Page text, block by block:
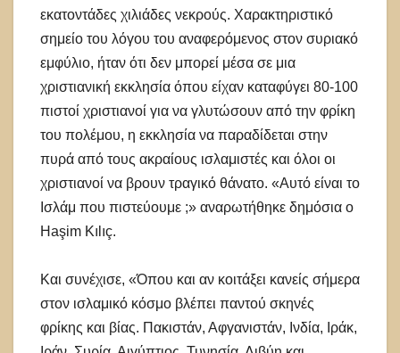
εκατοντάδες χιλιάδες νεκρούς. Χαρακτηριστικό
σημείο του λόγου του αναφερόμενος στον συριακό
εμφύλιο, ήταν ότι δεν μπορεί μέσα σε μια
χριστιανική εκκλησία όπου είχαν καταφύγει 80-100
πιστοί χριστιανοί για να γλυτώσουν από την φρίκη
του πολέμου, η εκκλησία να παραδίδεται στην
πυρά από τους ακραίους ισλαμιστές και όλοι οι
χριστιανοί να βρουν τραγικό θάνατο. «Αυτό είναι το
Ισλάμ που πιστεύουμε ;» αναρωτήθηκε δημόσια ο
Haşim Kılıç.
Και συνέχισε, «Όπου και αν κοιτάξει κανείς σήμερα
στον ισλαμικό κόσμο βλέπει παντού σκηνές
φρίκης και βίας. Πακιστάν, Αφγανιστάν, Ινδία, Ιράκ,